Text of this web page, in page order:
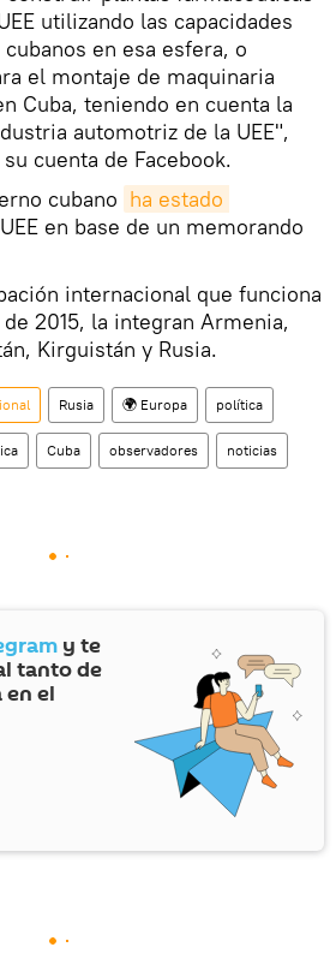
utilizando las capacidades
en esa esfera, o
el montaje de maquinaria
Cuba, teniendo en cuenta la
automotriz de la UEE",
cuenta de Facebook.
cubano ha estado
en base de un memorando
internacional que funciona
2015, la integran Armenia,
Kirguistán y Rusia.
Rusia 🌍 Europa política
Cuba observadores noticias
y te
tanto de
el